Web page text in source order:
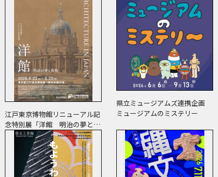
江戸東京博物館リニューアル記
念特別展「洋館 明治の夢と挑
戦」
県立ミュージアムズ連携企画
ミュージアムのミステリー